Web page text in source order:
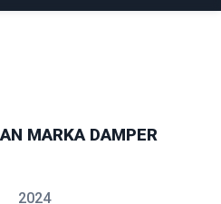
MARKA DAMPER
2024